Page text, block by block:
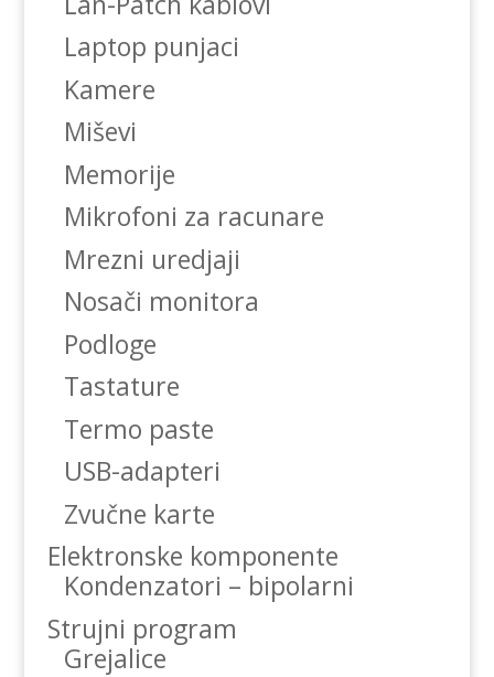
Laptop punjaci
Kamere
Miševi
Memorije
Mikrofoni za racunare
Mrezni uredjaji
Nosači monitora
Podloge
Tastature
Termo paste
USB-adapteri
Zvučne karte
Elektronske komponente
Kondenzatori – bipolarni
Strujni program
Grejalice